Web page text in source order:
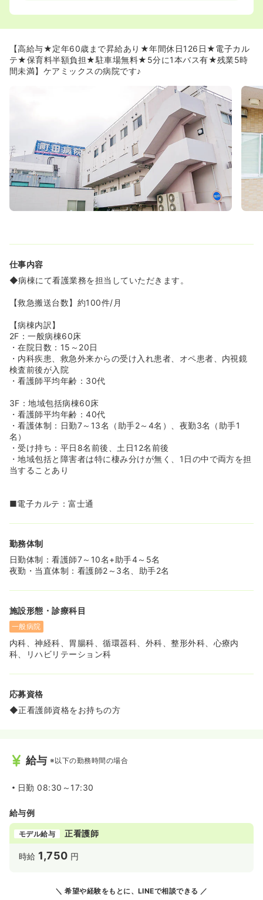
基準以上の看護師様が在籍されております。
◆病院に院内託児所はありませんが、その代わり保育料金
の半額負担制度があります。
認可、無認可関わらず、月々病院から補助がございます。
≪バスの本数充実★車通勤も可能！≫
◆同院では職員用の無料駐車場がございますので、お車で
の通勤も大歓迎です。
◆駅からは少々離れておりますが、町田駅からのバスは1
時間に20本以上あるので、免許をお持ちでない方にも安心
です。
≪高給与♪≫
◆経験6年の正看護師さんの場合、年収500万円以上、月
給42万の支給となります。
≪充実した教育体制≫
◆継続的な学習を通じて、専門的知識・技術を修得し、全
員が看護専門職として自己成長できるようなカリキュラム
ンクのある方に対しても教育担当がしっかりサポート致し
【高給与★定年60歳まで昇給あり★年間休日126日★電子カル
テ★保育料半額負担★駐車場無料★5分に1本バス有★残業5時
間未満】ケアミックスの病院です♪
仕事内容
◆病棟にて看護業務を担当していただきます。
【救急搬送台数】約100件/月
【病棟内訳】
2F：一般病棟60床
・在院日数：15～20日
・内科疾患、救急外来からの受け入れ患者、オペ患者、内視鏡
検査前後が入院
・看護師平均年齢：30代
3F：地域包括病棟60床
・看護師平均年齢：40代
・看護体制：日勤7～13名（助手2～4名）、夜勤3名（助手1
名）
・受け持ち：平日8名前後、土日12名前後
・地域包括と障害者は特に棲み分けが無く、1日の中で両方を担
当することあり
■電子カルテ：富士通
勤務体制
日勤体制：看護師7～10名+助手4～5名
夜勤・当直体制：看護師2～3名、助手2名
施設形態・診療科目
一般病院
内科、神経科、胃腸科、循環器科、外科、整形外科、心療内
科、リハビリテーション科
応募資格
◆正看護師資格をお持ちの方
給与 ※以下の勤務時間の場合
日勤 08:30～17:30
給与例
モデル給与 正看護師
時給 1,750 円
希望や経験をもとに、LINEで相談できる